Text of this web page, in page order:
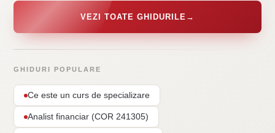
VEZI TOATE GHIDURILE →
GHIDURI POPULARE
Ce este un curs de specializare
Analist financiar (COR 241305)